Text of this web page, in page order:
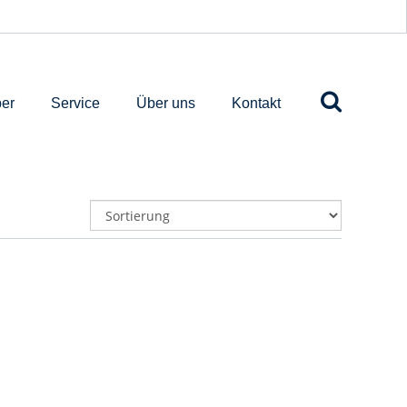
Service Über uns Kontakt